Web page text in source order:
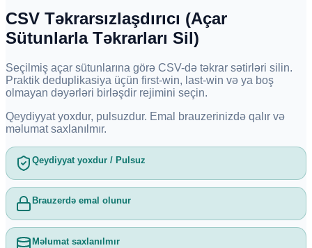
CSV Təkrarsızlaşdırıcı (Açar
Sütunlarla Təkrarları Sil)
Seçilmiş açar sütunlarına görə CSV-də təkrar sətirləri silin.
Praktik deduplikasiya üçün first-win, last-win və ya boş
olmayan dəyərləri birləşdir rejimini seçin.
Qeydiyyat yoxdur, pulsuzdur. Emal brauzerinizdə qalır və
məlumat saxlanılmır.
Qeydiyyat yoxdur / Pulsuz
Brauzerdə emal olunur
Məlumat saxlanılmır